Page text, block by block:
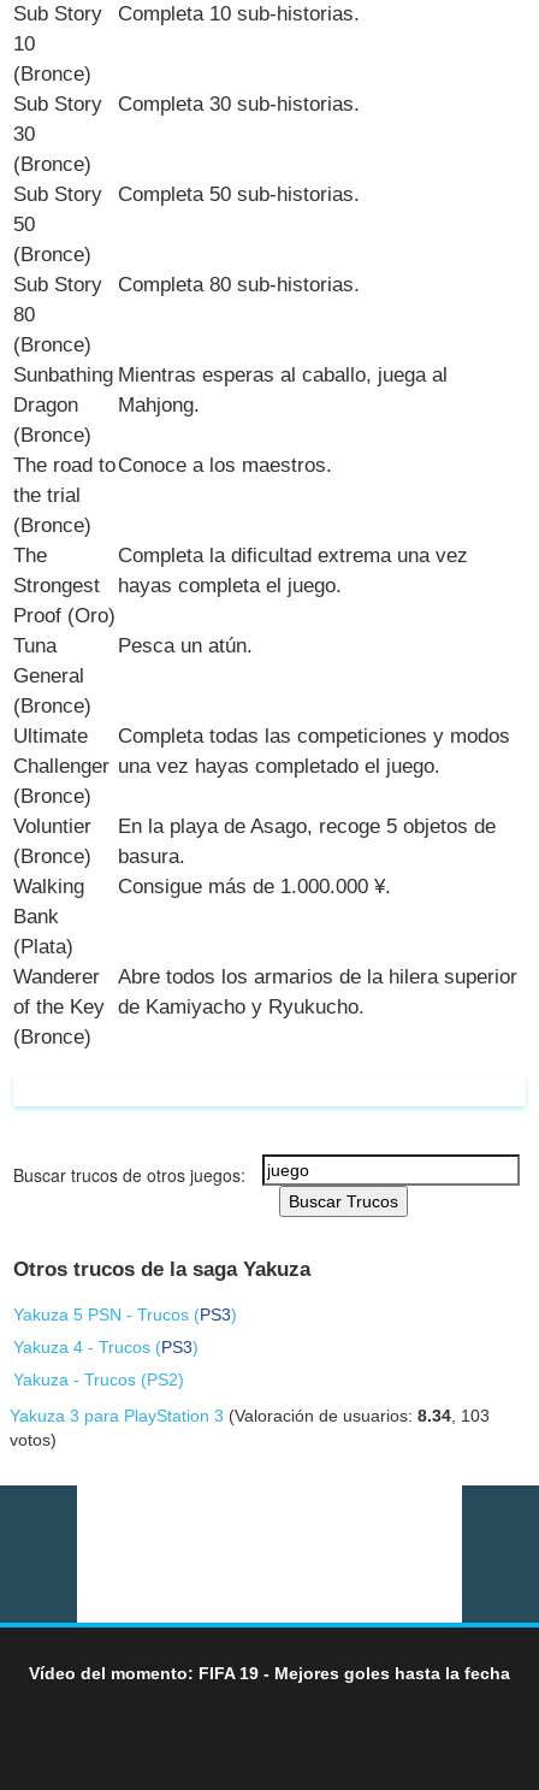
Sub Story
10
(Bronce)
Completa 10 sub-historias.
Sub Story
30
(Bronce)
Completa 30 sub-historias.
Sub Story
50
(Bronce)
Completa 50 sub-historias.
Sub Story
80
(Bronce)
Completa 80 sub-historias.
Sunbathing
Dragon
(Bronce)
Mientras esperas al caballo, juega al
Mahjong.
The road to
the trial
(Bronce)
Conoce a los maestros.
The
Strongest
Proof (Oro)
Completa la dificultad extrema una vez
hayas completa el juego.
Tuna
General
(Bronce)
Pesca un atún.
Ultimate
Challenger
(Bronce)
Completa todas las competiciones y modos
una vez hayas completado el juego.
Voluntier
(Bronce)
En la playa de Asago, recoge 5 objetos de
basura.
Walking
Bank
(Plata)
Consigue más de 1.000.000 ¥.
Wanderer
of the Key
(Bronce)
Abre todos los armarios de la hilera superior
de Kamiyacho y Ryukucho.
Buscar trucos de otros juegos:
Buscar Trucos
Otros trucos de la saga Yakuza
Yakuza 5 PSN - Trucos (PS3)
Yakuza 4 - Trucos (PS3)
Yakuza - Trucos (PS2)
Yakuza 3 para PlayStation 3 (Valoración de usuarios:8.34 103
votos)
Vídeo del momento: FIFA 19 - Mejores goles hasta la fecha